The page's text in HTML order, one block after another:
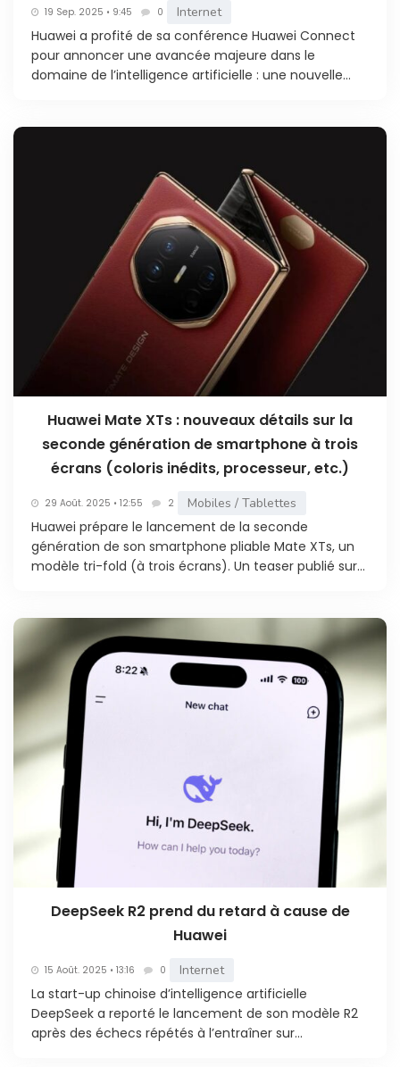
19 Sep. 2025 • 9:45 0 Internet
Huawei a profité de sa conférence Huawei Connect
pour annoncer une avancée majeure dans le
domaine de l’intelligence artificielle : une nouvelle...
Huawei Mate XTs : nouveaux détails sur la
seconde génération de smartphone à trois
écrans (coloris inédits, processeur, etc.)
29 Août. 2025 • 12:55 2 Mobiles / Tablettes
Huawei prépare le lancement de la seconde
génération de son smartphone pliable Mate XTs, un
modèle tri-fold (à trois écrans). Un teaser publié sur...
DeepSeek R2 prend du retard à cause de
Huawei
15 Août. 2025 • 13:16 0 Internet
La start-up chinoise d’intelligence artificielle
DeepSeek a reporté le lancement de son modèle R2
après des échecs répétés à l’entraîner sur...